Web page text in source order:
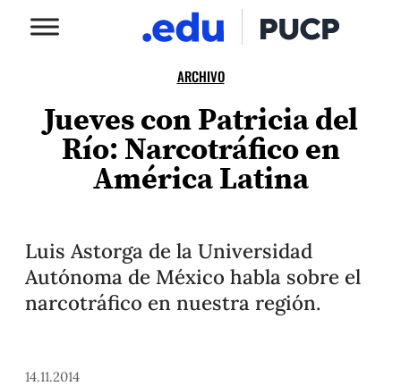
ARCHIVO
Jueves con Patricia del
Río: Narcotráfico en
América Latina
Luis Astorga de la Universidad
Autónoma de México habla sobre el
narcotráfico en nuestra región.
14.11.2014